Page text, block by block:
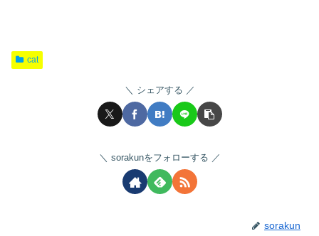
cat
シェアする
sorakunをフォローする
sorakun